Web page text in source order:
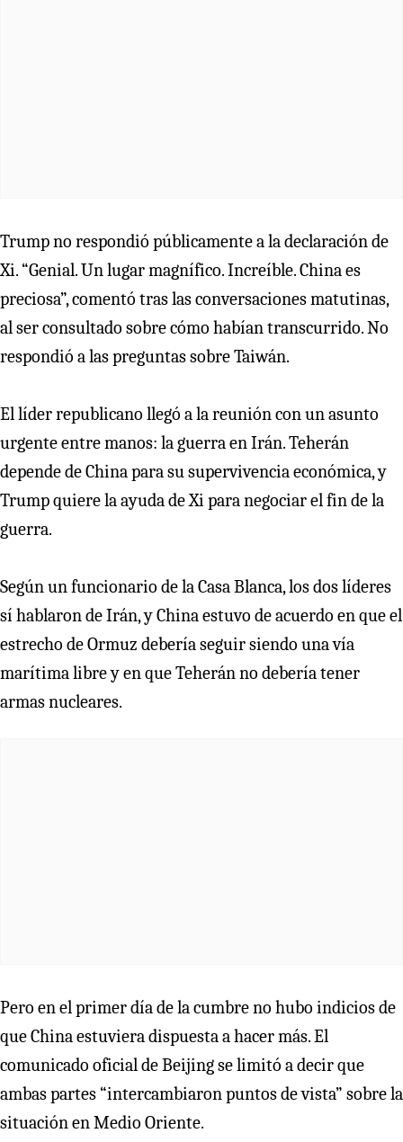
Trump no respondió públicamente a la declaración de
Xi. “Genial. Un lugar magnífico. Increíble. China es
preciosa”, comentó tras las conversaciones matutinas,
al ser consultado sobre cómo habían transcurrido. No
respondió a las preguntas sobre Taiwán.
El líder republicano llegó a la reunión con un asunto
urgente entre manos: la guerra en Irán. Teherán
depende de China para su supervivencia económica, y
Trump quiere la ayuda de Xi para negociar el fin de la
guerra.
Según un funcionario de la Casa Blanca, los dos líderes
sí hablaron de Irán, y China estuvo de acuerdo en que el
estrecho de Ormuz debería seguir siendo una vía
marítima libre y en que Teherán no debería tener
armas nucleares.
Pero en el primer día de la cumbre no hubo indicios de
que China estuviera dispuesta a hacer más. El
comunicado oficial de Beijing se limitó a decir que
ambas partes “intercambiaron puntos de vista” sobre la
situación en Medio Oriente.